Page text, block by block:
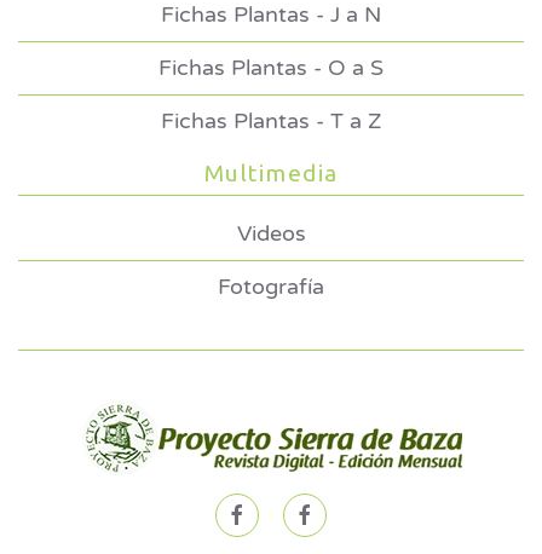
Fichas Plantas - J a N
Fichas Plantas - O a S
Fichas Plantas - T a Z
Multimedia
Videos
Fotografía